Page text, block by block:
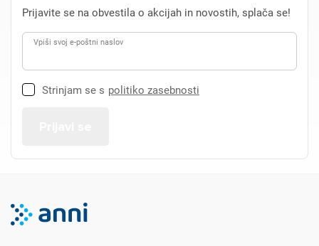
Prijavite se na obvestila o akcijah in novostih, splača se!
Vpiši svoj e-poštni naslov
Strinjam se s politiko zasebnosti